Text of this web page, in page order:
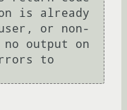
is already
or non-
no output on
to